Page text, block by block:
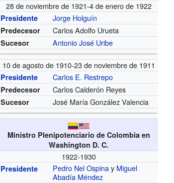
28 de noviembre de 1921-4 de enero de 1922
Presidente Jorge Holguín
Predecesor Carlos Adolfo Urueta
Sucesor Antonio José Uribe
10 de agosto de 1910-23 de noviembre de 1911
Presidente Carlos E. Restrepo
Predecesor Carlos Calderón Reyes
Sucesor José María González Valencia
Ministro Plenipotenciario de Colombia en
Washington D. C.
1922-1930
Presidente Pedro Nel Ospinay Miguel
Abadía Méndez